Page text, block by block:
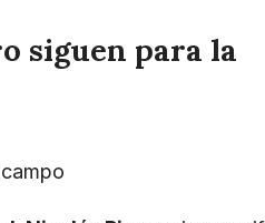
siguen para la